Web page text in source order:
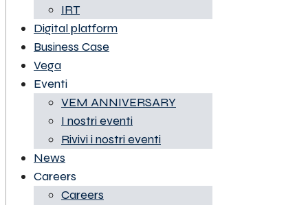
IRT
Digital platform
Business Case
Vega
Eventi
VEM ANNIVERSARY
I nostri eventi
Rivivi i nostri eventi
News
Careers
Careers